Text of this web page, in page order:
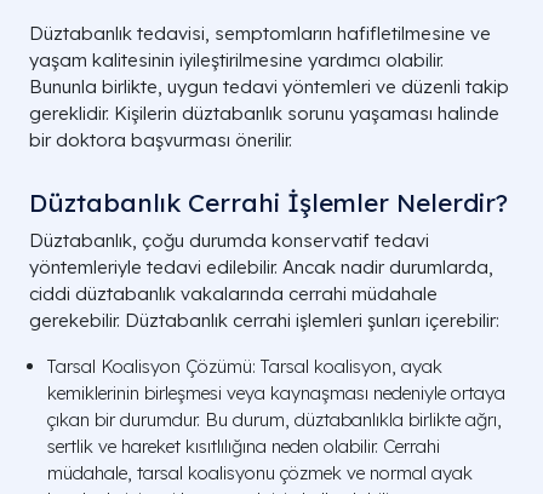
Düztabanlık tedavisi, semptomların hafifletilmesine ve
yaşam kalitesinin iyileştirilmesine yardımcı olabilir.
Bununla birlikte, uygun tedavi yöntemleri ve düzenli takip
gereklidir. Kişilerin düztabanlık sorunu yaşaması halinde
bir doktora başvurması önerilir.
Düztabanlık Cerrahi İşlemler Nelerdir?
Düztabanlık, çoğu durumda konservatif tedavi
yöntemleriyle tedavi edilebilir. Ancak nadir durumlarda,
ciddi düztabanlık vakalarında cerrahi müdahale
gerekebilir. Düztabanlık cerrahi işlemleri şunları içerebilir:
Tarsal Koalisyon Çözümü: Tarsal koalisyon, ayak
kemiklerinin birleşmesi veya kaynaşması nedeniyle ortaya
çıkan bir durumdur. Bu durum, düztabanlıkla birlikte ağrı,
sertlik ve hareket kısıtlılığına neden olabilir. Cerrahi
müdahale, tarsal koalisyonu çözmek ve normal ayak